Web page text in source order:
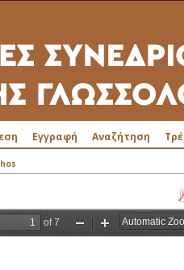
Εγγραφή Αναζήτηση